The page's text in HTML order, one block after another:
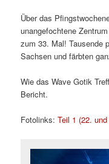
Über das
unangefochtene
zum 33. Mal! Tausende
Sachsen und färbten
Wie das Wave Gotik
Bericht.
Fotolinks:Teil 1 (22.